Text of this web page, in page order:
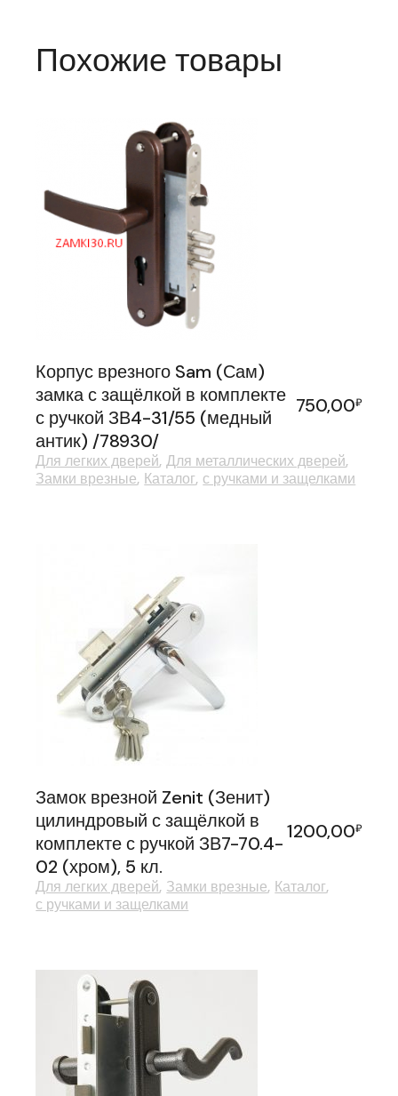
Похожие товары
Корпус врезного Sam (Сам)
замка с защёлкой в комплекте
с ручкой ЗВ4-31/55 (медный
антик) /78930/
750,00₽
Для легких дверей Для металлических дверей
Замки врезные Каталог с ручками и защелками
Замок врезной Zenit (Зенит)
цилиндровый с защёлкой в
комплекте с ручкой ЗВ7-70.4-
02 (хром), 5 кл.
1200,00₽
Для легких дверей Замки врезные Каталог
с ручками и защелками